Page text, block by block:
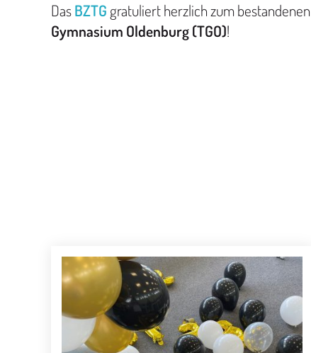
DasBZTG gratuliert herzlich zum
Gymnasium Oldenburg (TGO)!